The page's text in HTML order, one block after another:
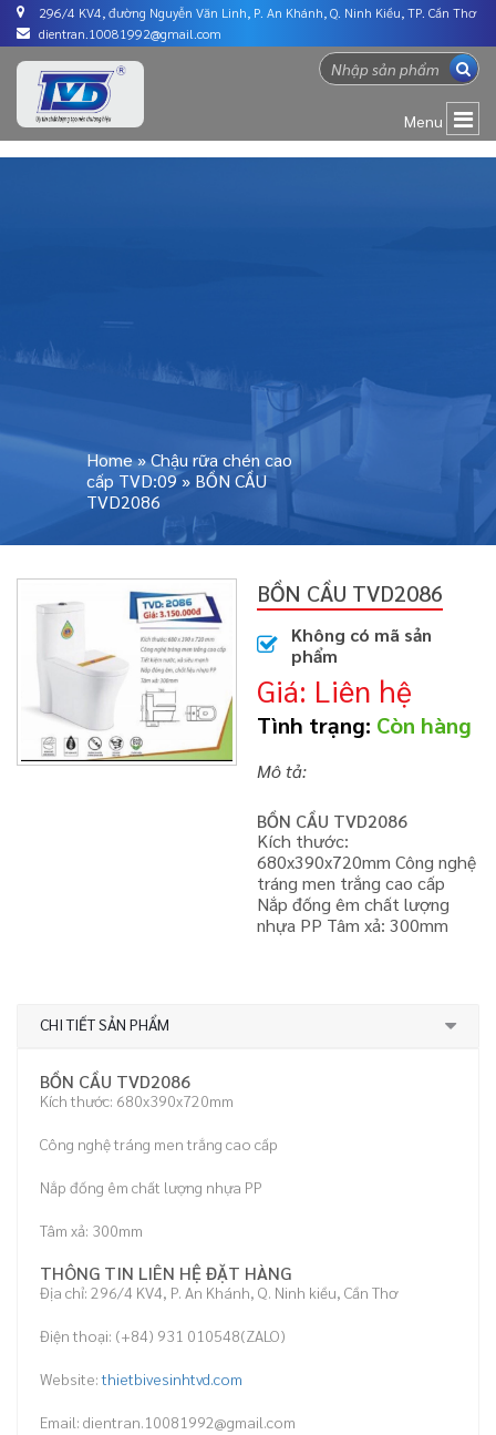
296/4 KV4, đường Nguyễn Văn Linh, P. An Khánh, Q. Ninh Kiều, TP. Cần Thơ
dientran.10081992@gmail.com
Menu
Home»Chậu rữa chén cao
cấp TVD:09» BỒN CẦU
TVD2086
BỒN CẦU TVD2086
Không có mã sản
phẩm
Giá: Liên hệ
Tình trạng: Còn hàng
Mô tả:
BỒN CẦU TVD2086
Kích thước:
680x390x720mm Công nghệ
tráng men trắng cao cấp
Nắp đống êm chất lượng
nhựa PP Tâm xả: 300mm
CHI TIẾT SẢN PHẨM
BỒN CẦU TVD2086
Kích thước: 680x390x720mm
Công nghệ tráng men trắng cao cấp
Nắp đống êm chất lượng nhựa PP
Tâm xả: 300mm
THÔNG TIN LIÊN HỆ ĐẶT HÀNG
Địa chỉ: 296/4 KV4, P. An Khánh, Q. Ninh kiều, Cần Thơ
Điện thoại: (+84) 931 010548(ZALO)
Website:thietbivesinhtvd.com
Email: dientran.10081992@gmail.com